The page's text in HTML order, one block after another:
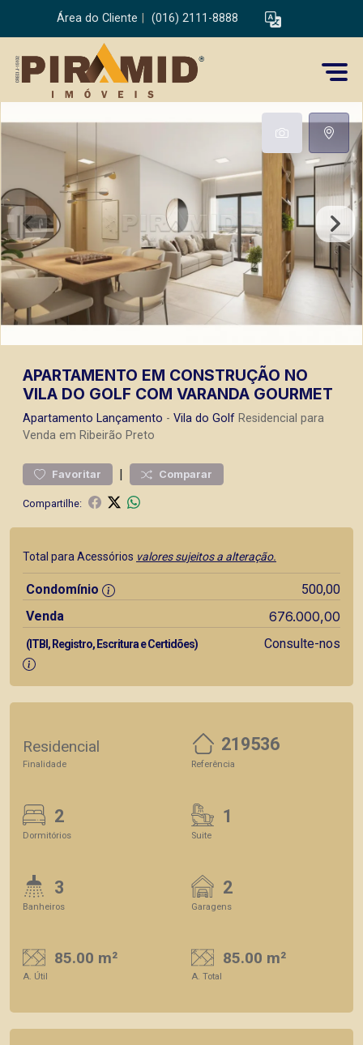
Área do Cliente (016) 2111-8888
APARTAMENTO EM CONSTRUÇÃO NO
VILA DO GOLF COM VARANDA GOURMET
Apartamento Lançamento - Vila do Golf Residencial para
Venda em Ribeirão Preto
Favoritar | Comparar
Compartilhe:
Total para Acessórios valores sujeitos a alteração.
Condomínio
500,00
Venda
676.000,00
(ITBI, Registro, Escritura e Certidões) Consulte-nos
Residencial
Finalidade
219536
Referência
2
Dormitórios
1
Suite
3
Banheiros
2
Garagens
85.00 m²
A. Útil
85.00 m²
A. Total